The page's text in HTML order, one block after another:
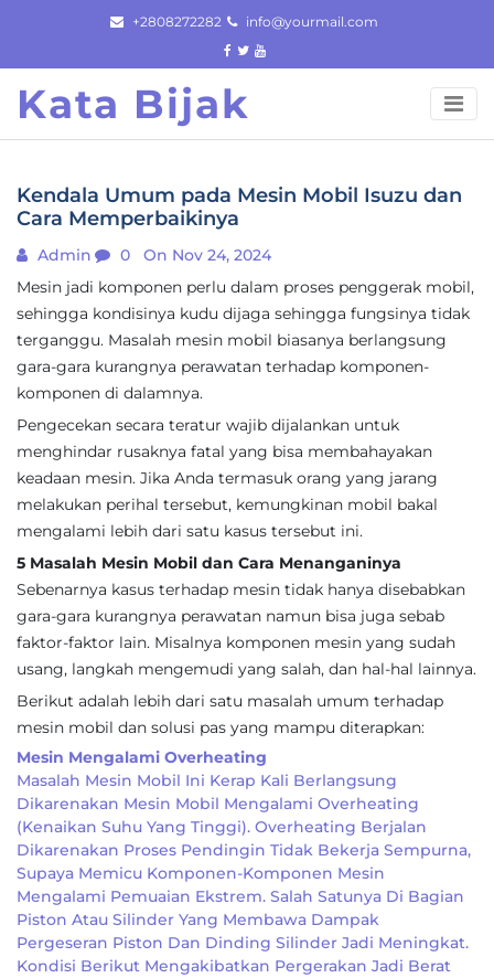
content
+2808272282 info@yourmail.com
Kata Bijak
Kendala Umum pada Mesin Mobil Isuzu dan
Cara Memperbaikinya
Admin 0
On Nov 24, 2024
Mesin jadi komponen perlu dalam proses penggerak mobil,
sehingga kondisinya kudu dijaga sehingga fungsinya tidak
terganggu. Masalah mesin mobil biasanya berlangsung
gara-gara kurangnya perawatan terhadap komponen-
komponen di dalamnya.
Pengecekan secara teratur wajib dijalankan untuk
menghindar rusaknya fatal yang bisa membahayakan
keadaan mesin. Jika Anda termasuk orang yang jarang
melakukan perihal tersebut, kemungkinan mobil bakal
mengalami lebih dari satu kasus tersebut ini.
5 Masalah Mesin Mobil dan Cara Menanganinya
Sebenarnya kasus terhadap mesin tidak hanya disebabkan
gara-gara kurangnya perawatan namun bisa juga sebab
faktor-faktor lain. Misalnya komponen mesin yang sudah
usang, langkah mengemudi yang salah, dan hal-hal lainnya.
Berikut adalah lebih dari satu masalah umum terhadap
mesin mobil dan solusi pas yang mampu diterapkan:
Mesin Mengalami Overheating
Masalah Mesin Mobil Ini Kerap Kali Berlangsung
Dikarenakan Mesin Mobil Mengalami Overheating
(kenaikan Suhu Yang Tinggi). Overheating Berjalan
Dikarenakan Proses Pendingin Tidak Bekerja Sempurna,
Supaya Memicu Komponen-Komponen Mesin
Mengalami Pemuaian Ekstrem. Salah Satunya Di Bagian
Piston Atau Silinder Yang Membawa Dampak
Pergeseran Piston Dan Dinding Silinder Jadi Meningkat.
Kondisi Berikut Mengakibatkan Pergerakan Jadi Berat